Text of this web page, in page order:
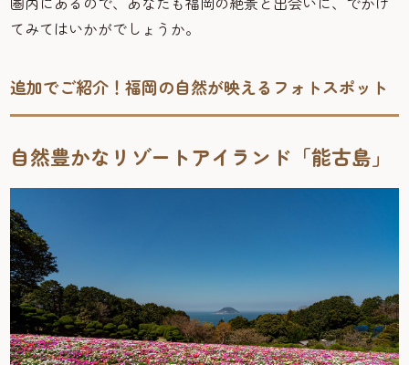
てみてはいかがでしょうか。
追加でご紹介！福岡の自然が映えるフォトスポット
自然豊かなリゾートアイランド「能古島」